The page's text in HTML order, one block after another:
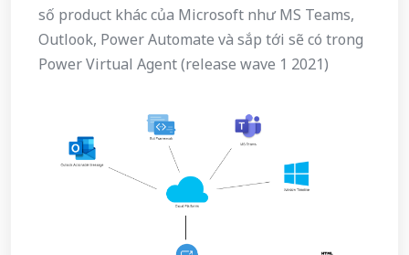
số product khác của Microsoft như MS Teams,
Outlook, Power Automate và sắp tới sẽ có trong
Power Virtual Agent (release wave 1 2021)